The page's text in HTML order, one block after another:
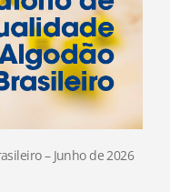
– Junho de 2026